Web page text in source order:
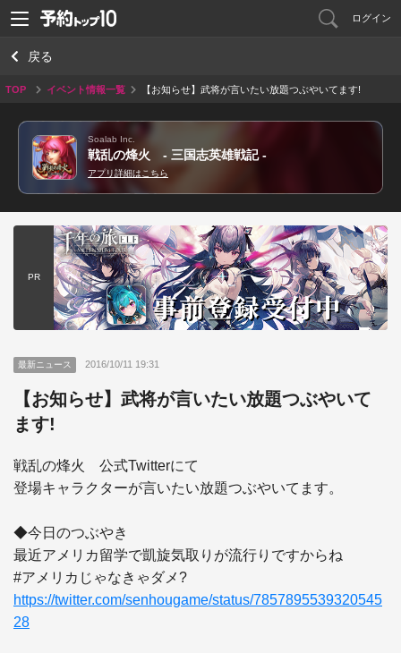
ログイン
戻る
TOP イベント情報一覧 【お知らせ】武将が言いたい放題つぶやいてます!
Soalab Inc.
戦乱の烽火 - 三国志英雄戦記 -
アプリ詳細はこちら
PR
最新ニュース 2016/10/11 19:31
【お知らせ】武将が言いたい放題つぶやいて
ます!
戦乱の烽火　公式Twitterにて
登場キャラクターが言いたい放題つぶやいてます。
◆今日のつぶやき
最近アメリカ留学で凱旋気取りが流行りですからね
https://twitter.com/senhougame/status/7857895539320545
28